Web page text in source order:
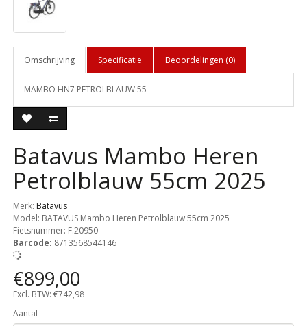
Omschrijving Specificatie Beoordelingen (0)
MAMBO HN7 PETROLBLAUW 55
Batavus Mambo Heren
Petrolblauw 55cm 2025
Merk: Batavus
Model: BATAVUS Mambo Heren Petrolblauw 55cm 2025
Fietsnummer: F.20950
Barcode: 8713568544146
€899,00
Excl. BTW: €742,98
Aantal